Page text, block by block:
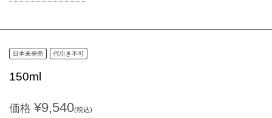
日本未発売 代引き不可
150ml
価格 ¥9,540(税込)